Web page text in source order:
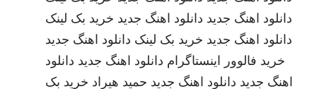
دانلود اهنگ جدید دانلود اهنگ جدید خرید بک لینک
دانلود اهنگ جدید خرید بک لینک دانلود اهنگ جدید
خرید فالوور اینستاگرام دانلود اهنگ جدید دانلود
اهنگ جدید دانلود اهنگ جدید حمید هیراد خرید بک